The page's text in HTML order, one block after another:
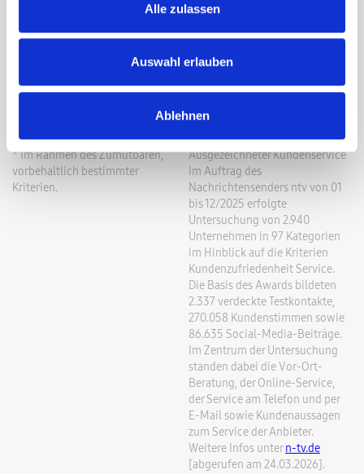
Alle zulassen
Auswahl erlauben
Ablehnen
Garantiebedingungen
Impressum
* Im Rahmen des Zumutbaren,
vorbehaltlich bestimmter
Kriterien.
Ausgezeichneter Kundenservice
Im Auftrag des
Nachrichtensenders ntv von 01
bis 12/2025 erfolgte
Untersuchung von 2.940
Unternehmen in 97 Kategorien
im Hinblick auf die Kriterien
Kundenzufriedenheit Service.
Die Basis des Awards bildeten
2.337 verdeckte Testkontakte,
270.058 Kundenstimmen sowie
86.635 Social-Media-Beiträge.
Im Zentrum der Untersuchung
standen dabei die Vor-Ort-
Beratung, der Online-Service,
der Service am Telefon und per
E-Mail sowie Kundenaussagen
zum Service der Anbieter.
Weitere Infos untern-tv.de
[abgerufen am 24.03.2026].